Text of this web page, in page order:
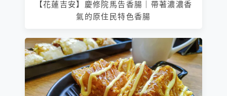
【花蓮吉安】慶修院馬告香腸｜帶著濃濃香
氣的原住民特色香腸